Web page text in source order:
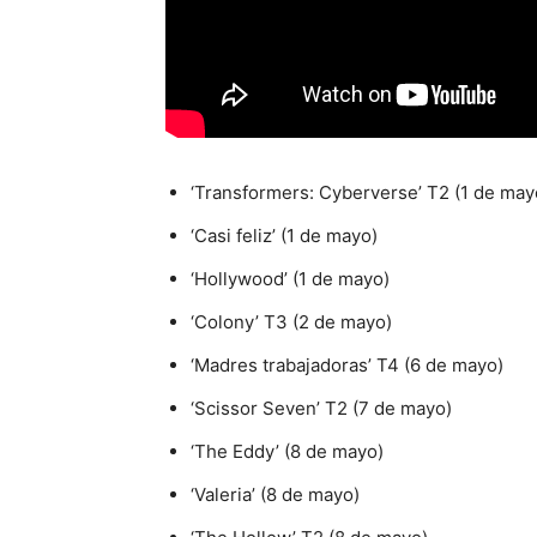
‘Transformers: Cyberverse’ T2 (1 de
‘Casi feliz’ (1 de mayo)
‘Hollywood’ (1 de mayo)
‘Colony’ T3 (2 de mayo)
‘Madres trabajadoras’ T4 (6 de mayo)
‘Scissor Seven’ T2 (7 de mayo)
‘The Eddy’ (8 de mayo)
‘Valeria’ (8 de mayo)